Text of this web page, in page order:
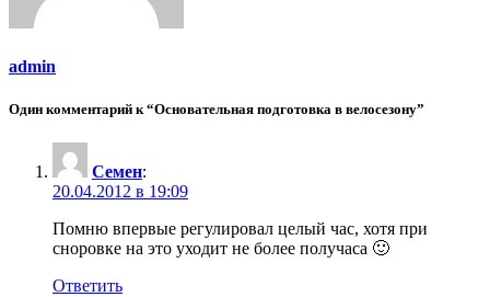
admin
Один комментарий к “Основательная подготовка в велосезону”
Семен:
20.04.2012 в 19:09
Помню впервые регулировал целый час, хотя при
сноровке на это уходит не более получаса 🙂
Ответить